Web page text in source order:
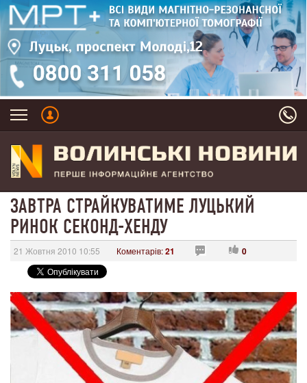
ЗАВТРА СТРАЙКУВАТИМЕ ЛУЦЬКИЙ
РИНОК СЕКОНД-ХЕНДУ
21 Жовтня 2010 10:55 Коментарів:21 0